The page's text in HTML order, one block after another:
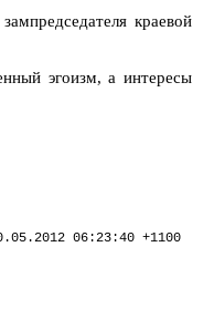
краевой
эгоизм, а интересы
06:23:40 +1100